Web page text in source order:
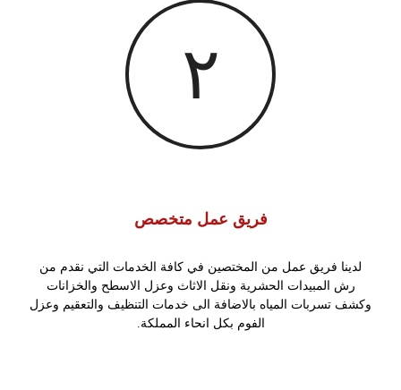
٢
فريق عمل متخصص
لدينا فريق عمل من المختصين في كافة الخدمات التي نقدم من
رش المبيدات الحشرية ونقل الاثاث وعزل الاسطح والخزانات
وكشف تسربات المياه بالاضافة الى خدمات التنظيف والتعقيم وعزل
الفوم بكل انحاء المملكة.